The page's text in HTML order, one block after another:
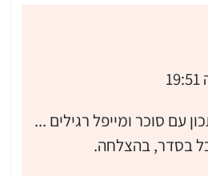
עם סוכר ומייפל רגילים ...
בסדר, בהצלחה.